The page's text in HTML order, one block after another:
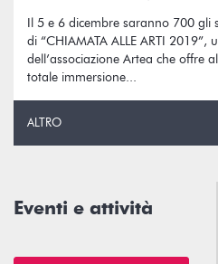
Il 5 e 6 dicembre saranno 700
di “CHIAMATA ALLE ARTI 2019”,
dell’associazione Artea che offre
totale immersione...
ALTRO
Eventi e attività